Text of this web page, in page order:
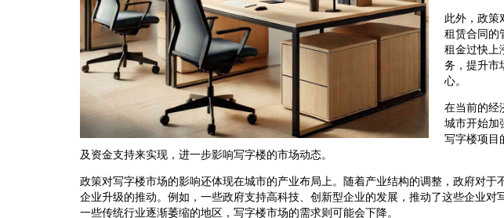
此外，政策
租赁合同的
租金过快上
务，提升市
心。
在当前的经
城市开始加
写字楼项目
及资金支持来实现，进一步影响写字楼的市场动态。
政策对写字楼市场的影响还体现在城市的产业布局上。随着产业结构的调整，政府对
企业升级的推动。例如，一些政府支持高科技、创新型企业的发展，推动了这些企业
一些传统行业逐渐萎缩的地区，写字楼市场的需求则可能会下降。